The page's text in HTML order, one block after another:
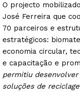
O projecto
José Ferreira que
70 parceiros e
estratégicos:
economia circular,
e capacitação e
permitiu
soluções de